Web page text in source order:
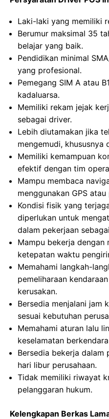
Laki-laki yang memiliki
Berumur maksimal 35
belajar yang baik.
Pendidikan minimal
yang profesional.
Pemegang SIM A atau
kadaluarsa.
Memiliki rekam jejak
sebagai driver.
Lebih diutamakan jika
mengemudi, khususnya
Memiliki kemampuan
efektif dengan tim
Mampu membaca
menggunakan GPS
Kondisi fisik yang
diperlukan untuk
dalam pekerjaan
Mampu bekerja dengan
ketepatan waktu
Memahami langkah-
pemeliharaan
kerusakan.
Bersedia menjalani jam
sesuai kebutuhan
Memahami aturan lalu
keselamatan
Bersedia bekerja
hari libur perusahaan.
Tidak memiliki riwayat
pelanggaran hukum.
Kelengkapan Berkas